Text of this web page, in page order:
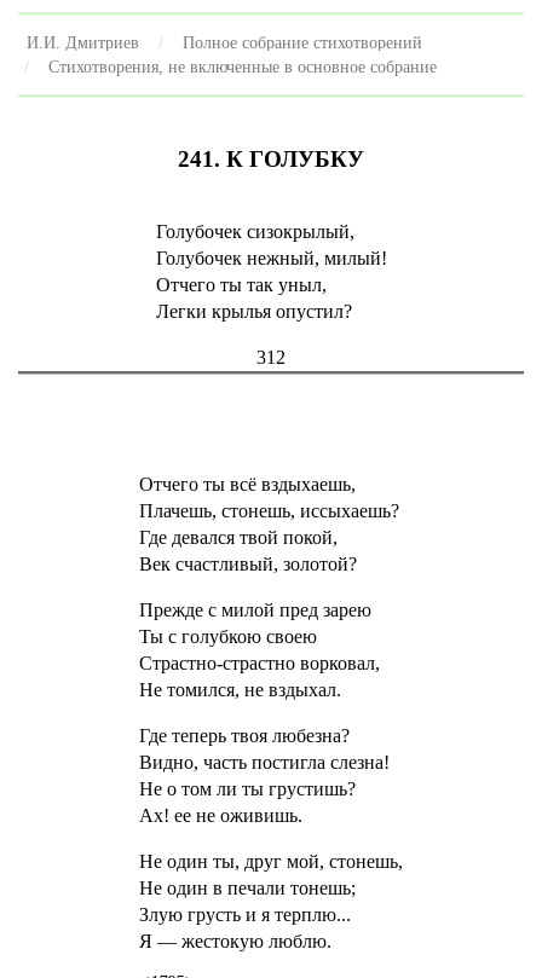
И.И. Дмитриев
Полное собрание стихотворений
Стихотворения, не включенные в основное собрание
241. К ГОЛУБКУ
Голубочек сизокрылый,
Голубочек нежный, милый!
Отчего ты так уныл,
Легки крылья опустил?
312
Отчего ты всё вздыхаешь,
Плачешь, стонешь, иссыхаешь?
Где девался твой покой,
Век счастливый, золотой?
Прежде с милой пред зарею
Ты с голубкою своею
Страстно-страстно ворковал,
Не томился, не вздыхал.
Где теперь твоя любезна?
Видно, часть постигла слезна!
Не о том ли ты грустишь?
Ах! ее не оживишь.
Не один ты, друг мой, стонешь,
Не один в печали тонешь;
Злую грусть и я терплю...
Я — жестокую люблю.